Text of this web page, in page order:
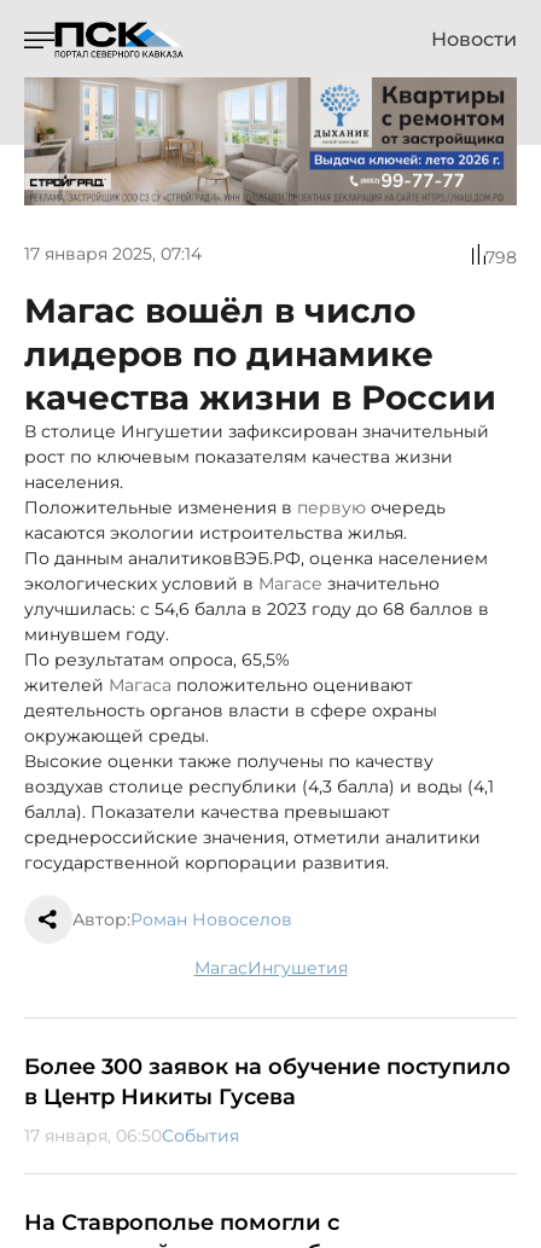
Новости
17 января 2025, 07:14 798
Магас вошёл в число
лидеров по динамике
качества жизни в России
В столице Ингушетии зафиксирован значительный
рост по ключевым показателям качества жизни
населения.
Положительные изменения в первую очередь
касаются экологии истроительства жилья.
По данным аналитиковВЭБ.РФ, оценка населением
экологических условий в Магасе значительно
улучшилась: с 54,6 балла в 2023 году до 68 баллов в
минувшем году.
По результатам опроса, 65,5%
жителей Магаса положительно оценивают
деятельность органов власти в сфере охраны
окружающей среды.
Высокие оценки также получены по качеству
воздухав столице республики (4,3 балла) и воды (4,1
балла). Показатели качества превышают
среднероссийские значения, отметили аналитики
государственной корпорации развития.
Автор:Роман Новоселов
Магас Ингушетия
Более 300 заявок на обучение поступило
в Центр Никиты Гусева
17 января, 06:50События
На Ставрополье помогли с